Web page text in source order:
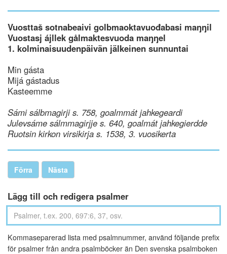
Vuosttaš sotnabeaivi golbmaoktavuođabasi maŋŋil
Vuostasj ájllek gålmaktesvuoda maŋŋel
1. kolminaisuudenpäivän jälkeinen sunnuntai
Min gásta
Mijá gástadus
Kasteemme
Sámi sálbmagirji s. 758, goalmmát jahkegeardi
Julevsáme sálmmagirjje s. 640, goalmát jahkegierdde
Ruotsin kirkon virsikirja s. 1538, 3. vuosikerta
Förra Nästa
Lägg till och redigera psalmer
Kommaseparerad lista med psalmnummer, använd följande prefix
för psalmer från andra psalmböcker än Den svenska psalmboken